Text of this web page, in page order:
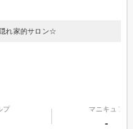
れ家的サロン☆
プ マニキュア
-